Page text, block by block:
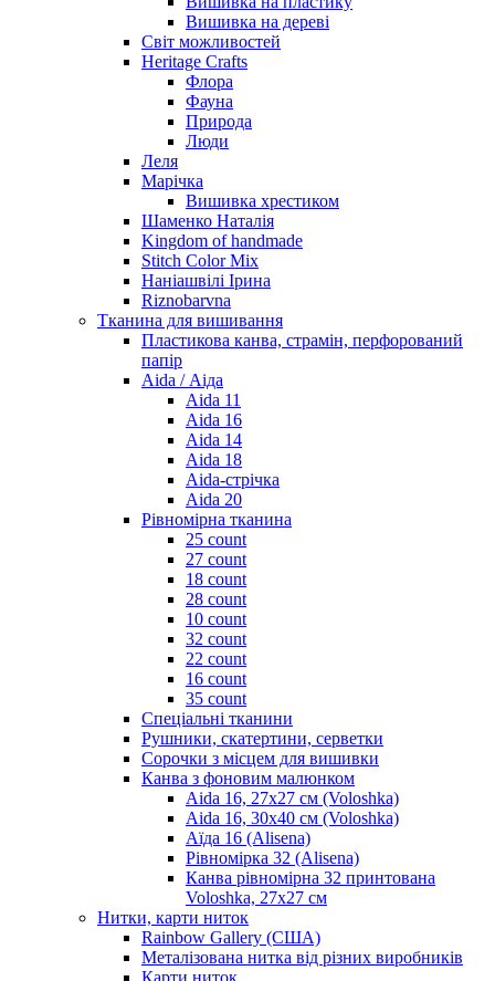
Вишивка на дереві
Світ можливостей
Heritage Crafts
Флора
Фауна
Природа
Люди
Леля
Марічка
Вишивка хрестиком
Шаменко Наталія
Kingdom of handmade
Stitch Color Mix
Наніашвілі Ірина
Riznobarvna
Тканина для вишивання
Пластикова канва, страмін, перфорований
папір
Aida / Аіда
Aida 11
Aida 16
Aida 14
Aida 18
Aida-стрічка
Aida 20
Рівномірна тканина
25 count
27 count
18 count
28 count
10 count
32 count
22 count
16 count
35 count
Спеціальні тканини
Рушники, скатертини, серветки
Сорочки з місцем для вишивки
Канва з фоновим малюнком
Aida 16, 27х27 см (Voloshka)
Aida 16, 30х40 см (Voloshka)
Аїда 16 (Alisena)
Рівномірка 32 (Alisena)
Канва рівномірна 32 принтована
Voloshka, 27х27 см
Нитки, карти ниток
Rainbow Gallery (США)
Металізована нитка від різних виробників
Карти ниток